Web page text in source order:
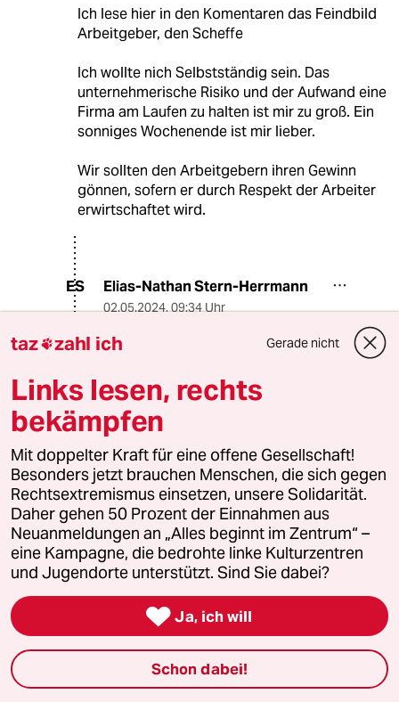
Ich lese hier in den Komentaren das Feindbild
Arbeitgeber, den Scheffe
Ich wollte nich Selbstständig sein. Das
unternehmerische Risiko und der Aufwand eine
Firma am Laufen zu halten ist mir zu groß. Ein
sonniges Wochenende ist mir lieber.
Wir sollten den Arbeitgebern ihren Gewinn
gönnen, sofern er durch Respekt der Arbeiter
erwirtschaftet wird.
ES Elias-Nathan Stern-Herrmann
02.05.2024,09:34 Uhr
@Ramaz:
Wer sich heutzutage selbständig
Sklaven. Leider, Stress ohne Ende,
zumindest in vielen Bereichen.
A Abdurchdiemitte
01.05.2024,14:04 Uhr
Ich erinnere in diesem Kontext mal an den
Disput zwischen Karl Marx und dem von ihm
alles andere als wohlgelittenen Paul Lafargue,
Arbeiterbewegung (!) - das „Recht auf Faulheit“
proklamierte.
de.m.wikipedia.org...Recht_auf_Faulheit
taz zahl ich Gerade nicht
Links lesen, rechts
bekämpfen
Mit doppelter Kraft für eine offene Gesellschaft!
Besonders jetzt brauchen Menschen, die sich gegen
Rechtsextremismus einsetzen, unsere Solidarität.
Daher gehen 50 Prozent der Einnahmen aus
Neuanmeldungen an „Alles beginnt im Zentrum“ –
eine Kampagne, die bedrohte linke Kulturzentren
und Jugendorte unterstützt. Sind Sie dabei?
 Ja, ich will
Schon dabei!